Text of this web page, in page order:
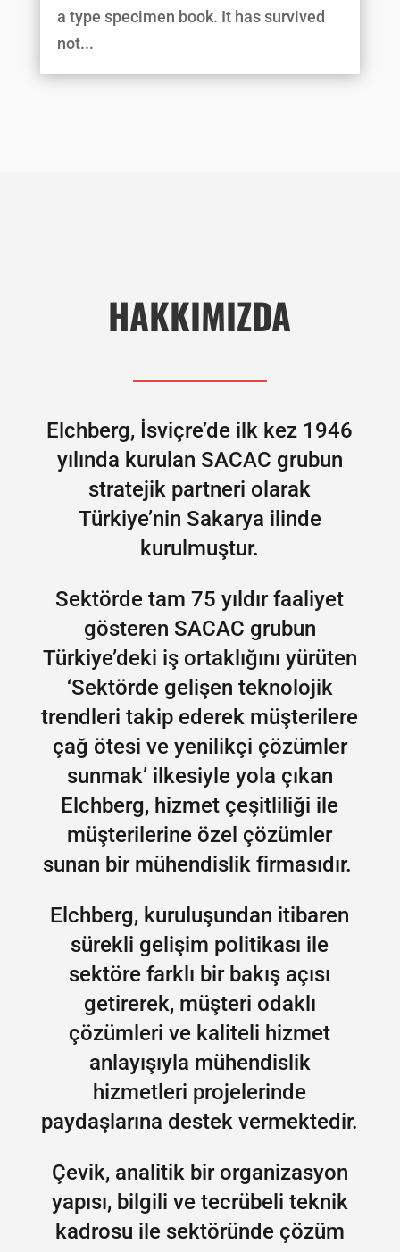
a type specimen book. It has survived
not...
HAKKIMIZDA
Elchberg, İsviçre’de ilk kez 1946
yılında kurulan SACAC grubun
stratejik partneri olarak
Türkiye’nin Sakarya ilinde
kurulmuştur.
Sektörde tam 75 yıldır faaliyet
gösteren SACAC grubun
Türkiye’deki iş ortaklığını yürüten
‘Sektörde gelişen teknolojik
trendleri takip ederek müşterilere
çağ ötesi ve yenilikçi çözümler
sunmak’ ilkesiyle yola çıkan
Elchberg, hizmet çeşitliliği ile
müşterilerine özel çözümler
sunan bir mühendislik firmasıdır.
Elchberg, kuruluşundan itibaren
sürekli gelişim politikası ile
sektöre farklı bir bakış açısı
getirerek, müşteri odaklı
çözümleri ve kaliteli hizmet
anlayışıyla mühendislik
hizmetleri projelerinde
paydaşlarına destek vermektedir.
Çevik, analitik bir organizasyon
yapısı, bilgili ve tecrübeli teknik
kadrosu ile sektöründe çözüm